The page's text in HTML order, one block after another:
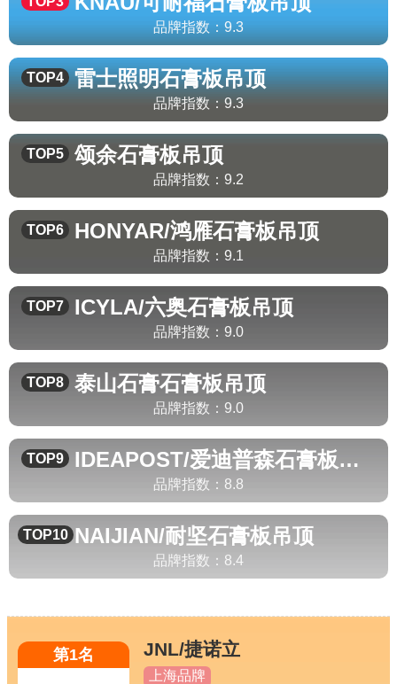
品牌指数： 9.3
TOP4 雷士照明石膏板吊顶
品牌指数： 9.3
TOP5 颂余石膏板吊顶
品牌指数： 9.2
TOP6 HONYAR/鸿雁石膏板吊顶
品牌指数： 9.1
TOP7 ICYLA/六奥石膏板吊顶
品牌指数： 9.0
TOP8 泰山石膏石膏板吊顶
品牌指数： 9.0
TOP9 IDEAPOST/爱迪普森石膏板吊顶
品牌指数： 8.8
TOP10 NAIJIAN/耐坚石膏板吊顶
品牌指数： 8.4
第1名 JNL/捷诺立
上海品牌